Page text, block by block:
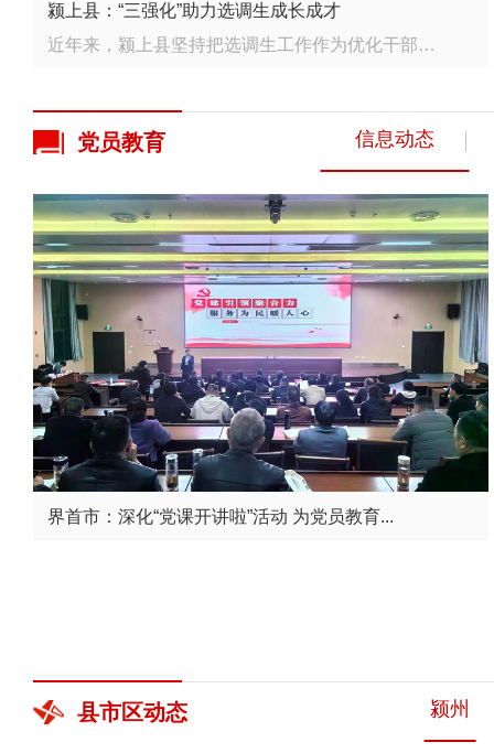
颍上县：“三强化”助力选调生成长成才
近年来，颍上县坚持把选调生工作作为优化干部队伍结构的基础性工程来抓，拧紧“育管用”全链条，着力打造...
党员教育 信息动态
界首市：深化“党课开讲啦”活动 为党员教育...
县市区动态 颍州